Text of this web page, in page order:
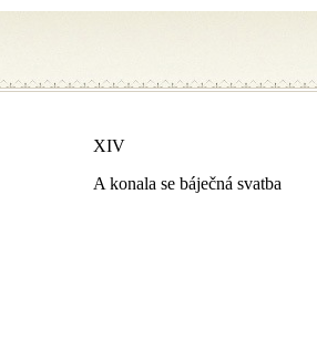
XIV
A konala se báječná svatba